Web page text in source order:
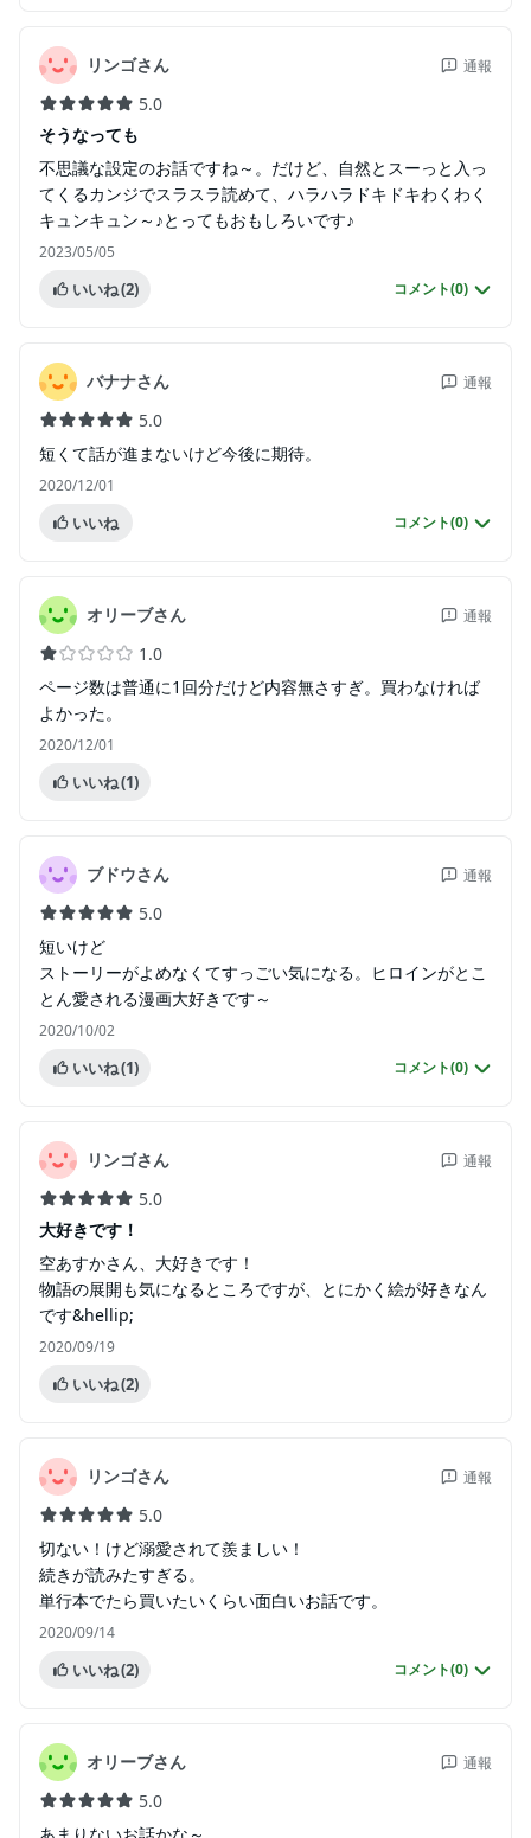
リンゴさん 通報
5.0
そうなっても
不思議な設定のお話ですね～。だけど、自然とスーっと入っ
てくるカンジでスラスラ読めて、ハラハラドキドキわくわく
キュンキュン～♪とってもおもしろいです♪
2023/05/05
いいね(2) コメント(0)
バナナさん 通報
5.0
短くて話が進まないけど今後に期待。
2020/12/01
いいね コメント(0)
オリーブさん 通報
1.0
ページ数は普通に1回分だけど内容無さすぎ。買わなければ
よかった。
2020/12/01
いいね(1)
ブドウさん 通報
5.0
短いけど
ストーリーがよめなくてすっごい気になる。ヒロインがとこ
とん愛される漫画大好きです～
2020/10/02
いいね(1) コメント(0)
リンゴさん 通報
5.0
大好きです！
空あすかさん、大好きです！
物語の展開も気になるところですが、とにかく絵が好きなん
です&hellip;
2020/09/19
いいね(2)
リンゴさん 通報
5.0
切ない！けど溺愛されて羨ましい！
続きが読みたすぎる。
単行本でたら買いたいくらい面白いお話です。
2020/09/14
いいね(2) コメント(0)
オリーブさん 通報
5.0